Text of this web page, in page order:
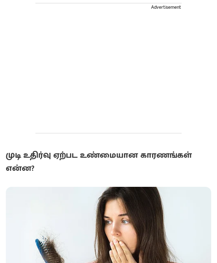
Advertisement
முடி உதிர்வு ஏற்பட உண்மையான காரணங்கள்
என்ன?